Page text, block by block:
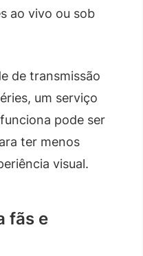
ao vivo ou sob
de transmissão
um serviço
pode ser
ter menos
visual.
fãs e